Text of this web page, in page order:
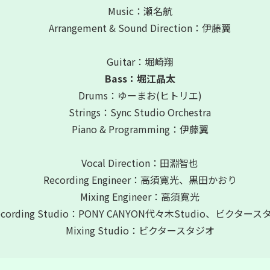
Music：瀬名航
Arrangement & Sound Direction：伊藤翼
Guitar：堀崎翔
Bass：堀江晶太
Drums：ゆーまお(ヒトリエ)
Strings：Sync Studio Orchestra
Piano & Programming：伊藤翼
Vocal Direction：田淵智也
Recording Engineer：高須寛光、黒田かおり
Mixing Engineer：高須寛光
Studio：PONY CANYON代々木Studio、ビクタース
Mixing Studio：ビクタースタジオ